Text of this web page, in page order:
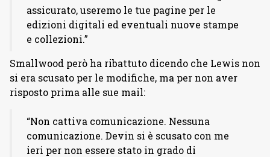
assicurato, useremo le tue pagine per le
edizioni digitali ed eventuali nuove stampe
e collezioni.”
Smallwood però ha ribattuto dicendo che Lewis non
si era scusato per le modifiche, ma per non aver
risposto prima alle sue mail:
“Non cattiva comunicazione. Nessuna
comunicazione. Devin si è scusato con me
ieri per non essere stato in grado di